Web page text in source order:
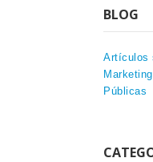
BLOG
Artículos
Públicas